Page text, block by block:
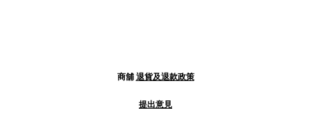
商舖 退貨及退款政策
提出意見